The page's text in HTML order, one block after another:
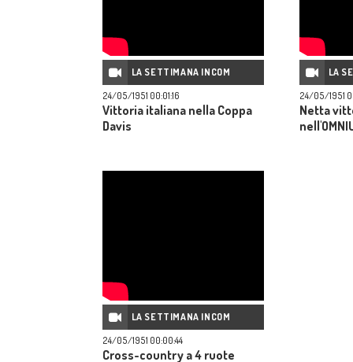
LA SETTIMANA INCOM
24/05/1951 00:01:16
Vittoria italiana nella Coppa
Davis
LA
24/05/1951
Netta
LA SETTIMANA INCOM
24/05/1951 00:00:44
Cross-country a 4 ruote